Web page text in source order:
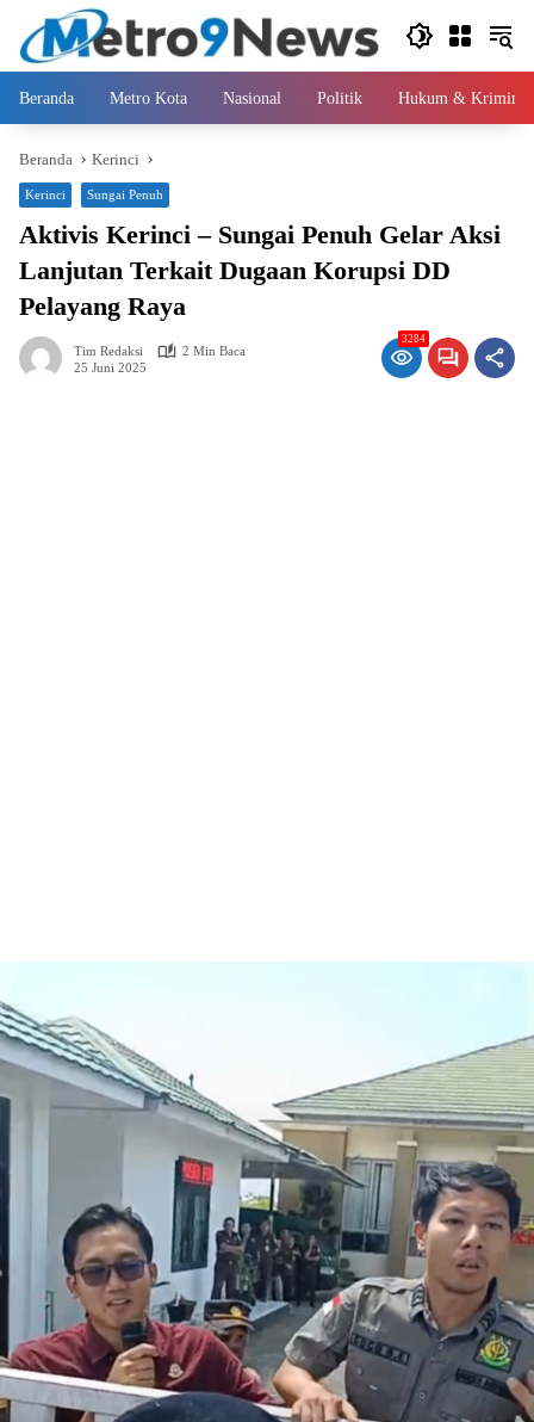
Langsung
konten
Beranda Metro Kota Nasional Politik Hukum & Kriminal
Beranda Kerinci
Kerinci Sungai Penuh
Aktivis Kerinci – Sungai Penuh Gelar Aksi
Lanjutan Terkait Dugaan Korupsi DD
Pelayang Raya
Tim Redaksi
2 Min Baca
25 Juni 2025
3284